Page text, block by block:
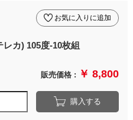
カ) 105度-10枚組
お気に入りに追加
販売価格 : ￥ 8,800
購入する